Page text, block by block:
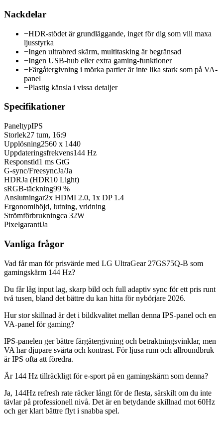
Nackdelar
−HDR-stödet är grundläggande, inget för dig som vill maxa
ljusstyrka
−Ingen ultrabred skärm, multitasking är begränsad
−Ingen USB-hub eller extra gaming-funktioner
−Färgåtergivning i mörka partier är inte lika stark som på VA-
panel
−Plastig känsla i vissa detaljer
Specifikationer
PaneltypIPS
Storlek27 tum, 16:9
Upplösning2560 x 1440
Uppdateringsfrekvens144 Hz
Responstid1 ms GtG
G-sync/FreesyncJa/Ja
HDRJa (HDR10 Light)
sRGB-täckning99 %
Anslutningar2x HDMI 2.0, 1x DP 1.4
Ergonomihöjd, lutning, vridning
Strömförbrukningca 32W
PixelgarantiJa
Vanliga frågor
Vad får man för prisvärde med LG UltraGear 27GS75Q-B som
gamingskärm 144 Hz?
Du får låg input lag, skarp bild och full adaptiv sync för ett pris runt
två tusen, bland det bättre du kan hitta för nybörjare 2026.
Hur stor skillnad är det i bildkvalitet mellan denna IPS-panel och en
VA-panel för gaming?
IPS-panelen ger bättre färgåtergivning och betraktningsvinklar, men
VA har djupare svärta och kontrast. För ljusa rum och allroundbruk
är IPS ofta att föredra.
Är 144 Hz tillräckligt för e-sport på en gamingskärm som denna?
Ja, 144Hz refresh rate räcker långt för de flesta, särskilt om du inte
tävlar på professionell nivå. Det är en betydande skillnad mot 60Hz
och ger klart bättre flyt i snabba spel.